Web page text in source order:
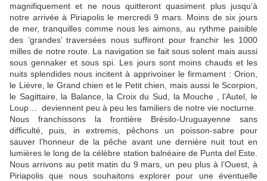
magnifiquement et ne nous quitteront quasiment plus jusqu’à
notre arrivée à Piriapolis le mercredi 9 mars. Moins de six jours
de mer, tranquilles comme nous les aimons, au rythme paisible
des ‘grandes’ traversées nous suffiront pour franchir les 1000
milles de notre route. La navigation se fait sous solent mais aussi
sous gennaker et sous spi. Les jours sont moins chauds et les
nuits splendides nous incitent à apprivoiser le firmament : Orion,
le Lièvre, le Grand chien et le Petit chien, mais aussi le Scorpion,
le Sagittaire, la Balance, la Croix du Sud, la Mouche , l’Autel, le
Loup…
deviennent peu à peu les familiers de notre vie nocturne.
Nous franchissons la frontière Brésilo-Uruguayenne sans
difficulté, puis, in extremis, pêchons un poisson-sabre pour
sauver l’honneur de la pêche avant une dernière nuit tout en
lumières le long de la célèbre station balnéaire de Punta del Este.
Nous arrivons au petit matin du 9 mars, un peu plus à l’Ouest, à
Piriapolis que nous souhaitons explorer pour une éventuelle